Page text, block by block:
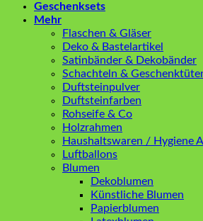
Geschenksets
Mehr
Flaschen & Gläser
Deko & Bastelartikel
Satinbänder & Dekobänder
Schachteln &
Duftsteinpulver
Duftsteinfarben
Rohseife & Co
Holzrahmen
Haushaltswaren / Hygiene
Luftballons
Blumen
Dekoblumen
Künstliche Blumen
Papierblumen